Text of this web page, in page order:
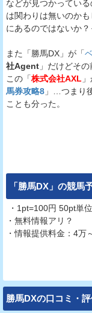
などが見つかってい
は関わりは無いのかも
にあるのではないか？
また「勝馬DX」が「
社Agent 」だけどその
この「株式会社AXL
馬券攻略8 」…つまり
ことも分った。
「勝馬DX 」の競馬
・1pt=100円 50pt単
・無料情報アリ？
・情報提供料金：4万
勝馬DXの口コミ・